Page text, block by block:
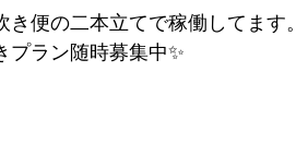
き便の二本立てで稼働してます
プラン随時募集中✨